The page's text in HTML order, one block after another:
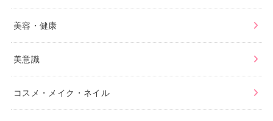
美容・健康
美意識
コスメ・メイク・ネイル